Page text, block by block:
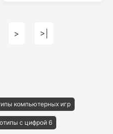
> >|
компьютерных игр
с цифрой 6